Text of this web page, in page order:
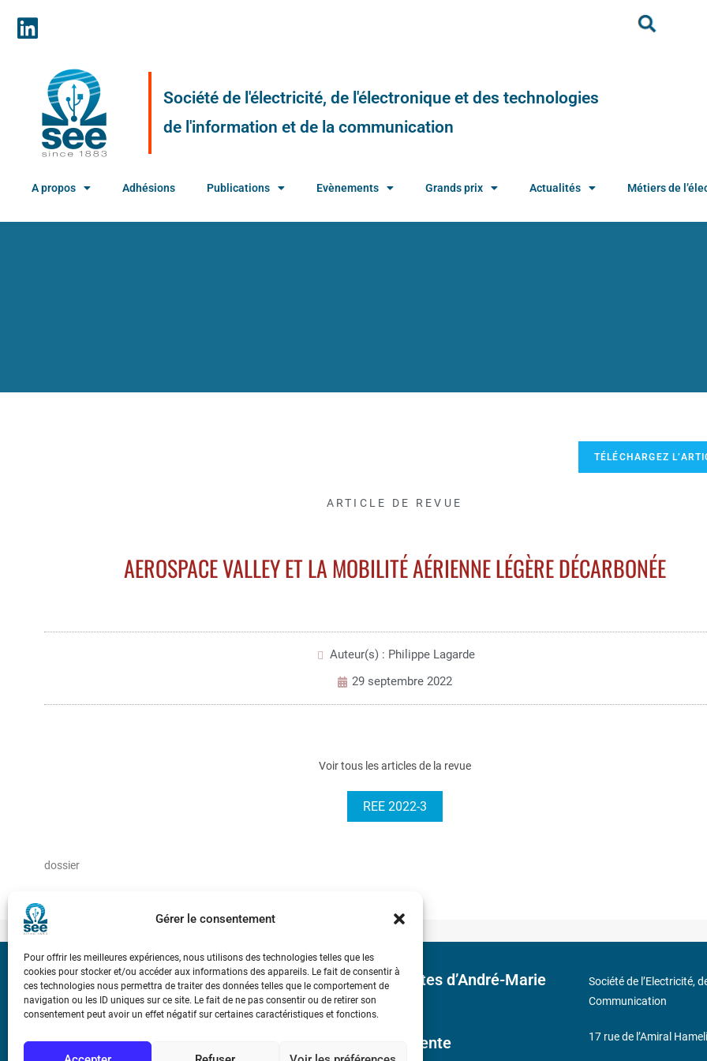
Gérer le consentement
Pour offrir les meilleures expériences, nous utilisons des technologies telles que les
cookies pour stocker et/ou accéder aux informations des appareils. Le fait de consentir à
ces technologies nous permettra de traiter des données telles que le comportement de
navigation ou les ID uniques sur ce site. Le fait de ne pas consentir ou de retirer son
consentement peut avoir un effet négatif sur certaines caractéristiques et fonctions.
Société de l'électricité, de l'électronique et des technologies
de l'information et de la communication
A propos Adhésions Publications Evènements Grands prix Actualités Métiers de
TÉLÉCHARGEZ
ARTICLE DE REVUE
AEROSPACE VALLEY ET LA MOBILITÉ AÉRIENNE LÉGÈRE DÉCARBONÉE
Auteur(s) : Philippe Lagarde
29 septembre 2022
Voir tous les articles de la revue
REE 2022-3
dossier
Bicentenaire des découvertes d’André-Marie
Ampère
Conditions Générales de Vente
Société de l’Electricité,
Communication
17 rue de l’Amiral